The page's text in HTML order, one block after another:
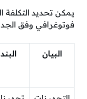
يمكن تحديد التكلفة
فوتوغرافي وفق
البيان البند